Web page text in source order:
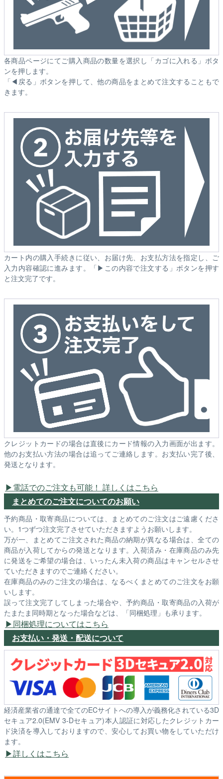
各商品ページにてご購入商品の数量を選択し「カゴに入れる」ボタ
ンを押します。
「◀戻る」ボタンを押して、他の商品をまとめて注文することもで
きます。
カート内の購入手続きに従い、お届け先、お支払方法を指定し、ご
入力内容確認に進みます。「▶この内容で注文する」ボタンを押す
と注文完了です。
クレジットカードの場合は直後にカード情報の入力画面が出ます。
他のお支払い方法の場合は追ってご連絡します。お支払い完了後、
発送となります。
電話でのご注文も可能！ 詳しくはこちら
まとめてのご注文についてのお願い
予約商品・取寄商品については、まとめてのご注文はご遠慮くださ
い。1つずつ注文完了させていただきますようお願いします。
万が一、まとめてご注文された商品の納期が異なる場合は、全ての
商品が入荷してからの発送となります。入荷済み・在庫商品のみ先
に発送をご希望の場合は、いったん未入荷の商品はキャンセルさせ
ていただきますのでご連絡ください。
在庫商品のみのご注文の場合は、なるべくまとめてのご注文をお願
いします。
誤って注文完了してしまった場合や、予約商品・取寄商品の入荷が
たまたま同時期となった場合などは、「同梱処理」も承ります。
同梱処理についてはこちら
お支払い・発送・配送について
経済産業省の通達で全てのECサイトへの導入が義務化されている3D
セキュア2.0(EMV 3-Dセキュア)本人認証に対応したクレジットカー
ド決済を導入しておりますので、安心してお買い物をしていただけ
ます。
詳しくはこちら